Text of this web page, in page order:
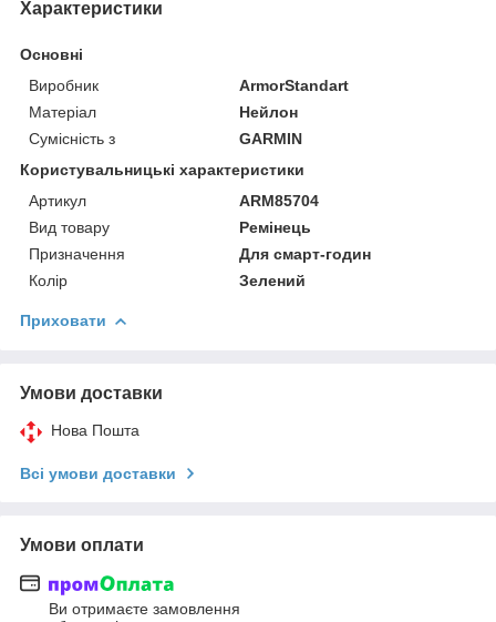
Характеристики
Основні
Виробник
ArmorStandart
Матеріал
Нейлон
Сумісність з
GARMIN
Користувальницькі характеристики
Артикул
ARM85704
Вид товару
Ремінець
Призначення
Для смарт-годин
Колір
Зелений
Приховати
Умови доставки
Нова Пошта
Всі умови доставки
Умови оплати
Ви отримаєте замовлення